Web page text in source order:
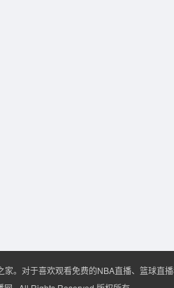
。对于喜欢观看免费的NBA直播、篮球直